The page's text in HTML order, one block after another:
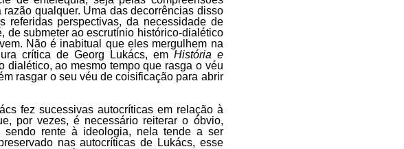
qualquer. Uma das decorrências disso
referidas perspectivas, da necessidade de
de submeter ao escrutínio histórico-dialético
Não é inabitual que eles mergulhem na
crítica de Georg Lukács, em História e
dialético, ao mesmo tempo que rasga o véu
rasgar o seu véu de coisificação para abrir
fez sucessivas autocríticas em relação à
por vezes, é necessário reiterar o óbvio,
sendo rente à ideologia, nela tende a ser
nas autocríticas de Lukács, esse